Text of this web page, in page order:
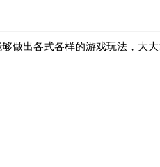
做出各式各样的游戏玩法，大大